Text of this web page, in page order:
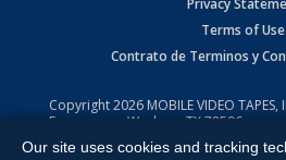
Terms of Use
Contrato de Terminos y
Copyright2026 MOBILE VIDEO
Expressway, Weslaco, TX 78596.
All Rights Reserved. Powered by:
Our site uses cookies and tracking